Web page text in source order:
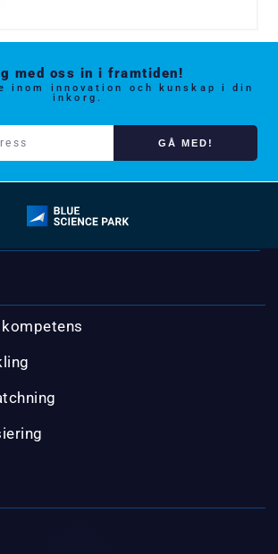
med oss in i framtiden!
inom innovation och kunskap i din
inkorg.
GÅ MED!